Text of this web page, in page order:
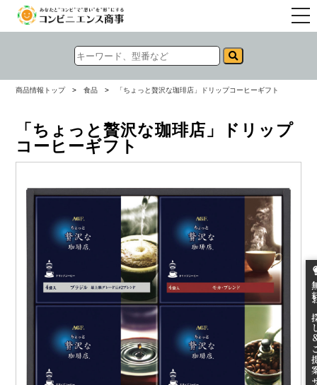
無
商品情報トップ > 食品 > 「ちょっと贅沢な珈琲店」ドリップコーヒーギフト
「ちょっと贅沢な珈琲店」ドリップ
コーヒーギフト